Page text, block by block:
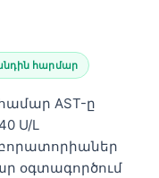
հարմար
AST-ը
U/L
օգտագործում